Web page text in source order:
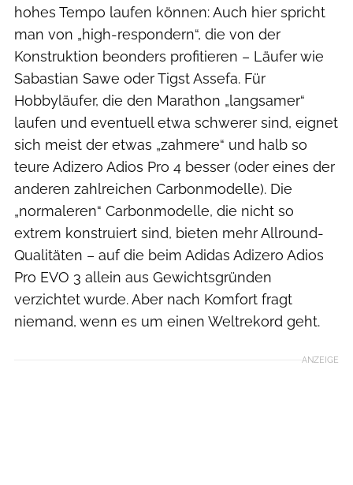
hohes Tempo laufen können: Auch hier spricht
man von „high-respondern“, die von der
Konstruktion beonders profitieren – Läufer wie
Sabastian Sawe oder Tigst Assefa. Für
Hobbyläufer, die den Marathon „langsamer“
laufen und eventuell etwa schwerer sind, eignet
sich meist der etwas „zahmere“ und halb so
teure Adizero Adios Pro 4 besser (oder eines der
anderen zahlreichen Carbonmodelle). Die
„normaleren“ Carbonmodelle, die nicht so
extrem konstruiert sind, bieten mehr Allround-
Qualitäten – auf die beim Adidas Adizero Adios
Pro EVO 3 allein aus Gewichtsgründen
verzichtet wurde. Aber nach Komfort fragt
niemand, wenn es um einen Weltrekord geht.
ANZEIGE